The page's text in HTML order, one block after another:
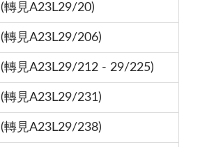
(轉見A23L29/20)
(轉見A23L29/206)
(轉見A23L29/212 - 29/225)
(轉見A23L29/231)
(轉見A23L29/238)